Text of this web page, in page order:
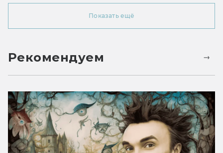
Показать ещё
Рекомендуем